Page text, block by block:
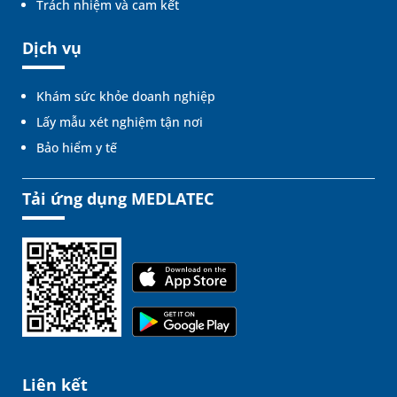
Trách nhiệm và cam kết
Dịch vụ
Khám sức khỏe doanh nghiệp
Lấy mẫu xét nghiệm tận nơi
Bảo hiểm y tế
Tải ứng dụng MEDLATEC
Liên kết